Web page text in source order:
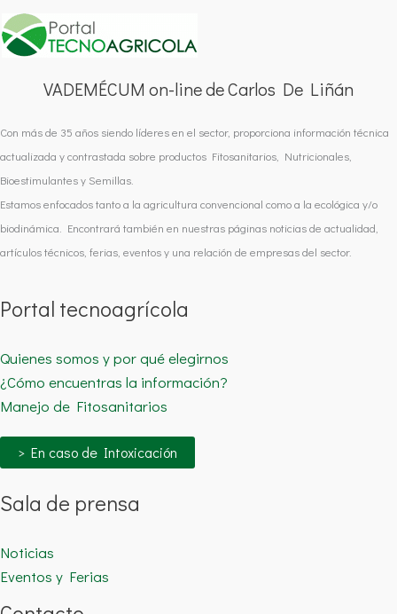
VADEMÉCUM on-line de Carlos De Liñán
Con más de 35 años siendo líderes en el sector, proporciona información técnica
actualizada y contrastada sobre productos Fitosanitarios, Nutricionales,
Bioestimulantes y Semillas.
Estamos enfocados tanto a la agricultura convencional como a la ecológica y/o
biodinámica. Encontrará también en nuestras páginas noticias de actualidad,
artículos técnicos, ferias, eventos y una relación de empresas del sector.
Portal tecnoagrícola
Quienes somos y por qué elegirnos
¿Cómo encuentras la información?
Manejo de Fitosanitarios
> En caso de Intoxicación
Sala de prensa
Noticias
Eventos y Ferias